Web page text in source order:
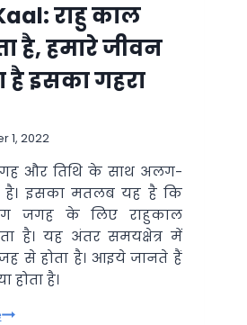
राहु काल
है, हमारे जीवन
है इसका गहरा
1, 2022
और तिथि के साथ अलग-
है। इसका मतलब यह है कि
जगह के लिए राहुकाल
है। यह अंतर समयक्षेत्र में
से होता है। आइये जानते हैं
होता है।
Rahu